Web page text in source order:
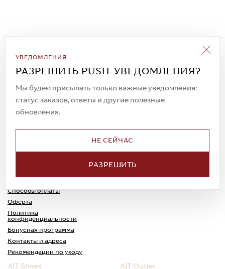
УВЕДОМЛЕНИЯ
РАЗРЕШИТЬ PUSH-УВЕДОМЛЕНИЯ?
Мы будем присылать только важные уведомления:
статус заказов, ответы и другие полезные
обновления.
НЕ СЕЙЧАС
РАЗРЕШИТЬ
Подписаться на рассылку
Всегда будьте в курсе новых акций и
спецпредложений!
© 2023. AIT Shoes
Все права защищены
Доставка
Способы оплаты
Оферта
Политика
конфиденциальности
Обмен и возврат
Каспи-Ред
Бонусная программа
Контакты и адреса
Рекомендации по уходу
AIT Shoes AIT Outlet